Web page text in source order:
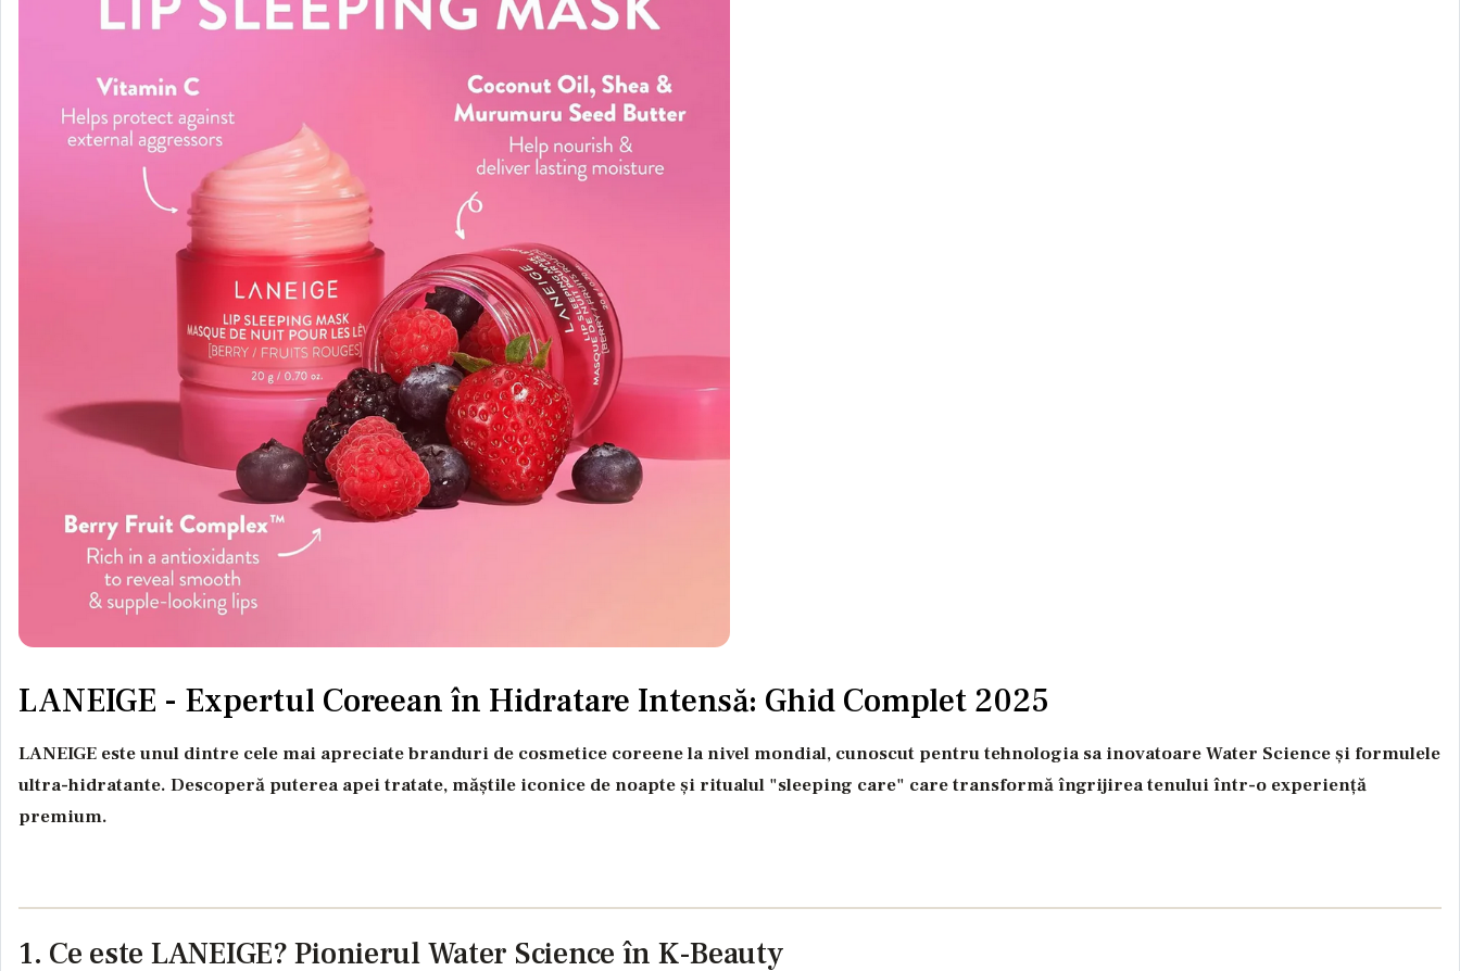
LANEIGE - Expertul Coreean în Hidratare Intensă: Ghid Complet 2025
LANEIGE este unul dintre cele mai apreciate branduri de cosmetice coreene la nivel mondial, cunoscut pentru tehnologia sa inovatoare Water Science și formulele
ultra-hidratante. Descoperă puterea apei tratate, măștile iconice de noapte și ritualul "sleeping care" care transformă îngrijirea tenului într-o experiență
premium.
1. Ce este LANEIGE? Pionierul Water Science în K-Beauty